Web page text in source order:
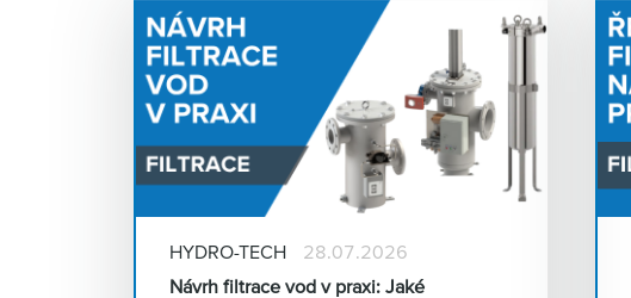
HYDRO-TECH
28.07.2026
Návrh filtrace vod v praxi: Jaké